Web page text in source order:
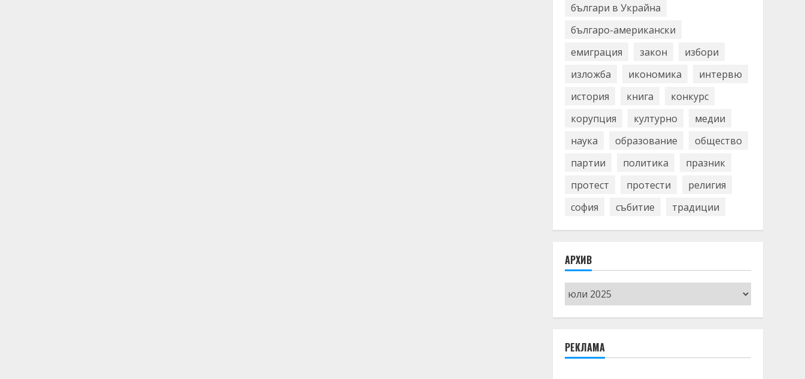
българи в Украйна
българо-американски
емиграция
закон
избори
изложба
икономика
интервю
история
книга
конкурс
корупция
културно
медии
наука
образование
общество
партии
политика
празник
протест
протести
религия
софия
събитие традиции
АРХИВ
Архив
РЕКЛАМА